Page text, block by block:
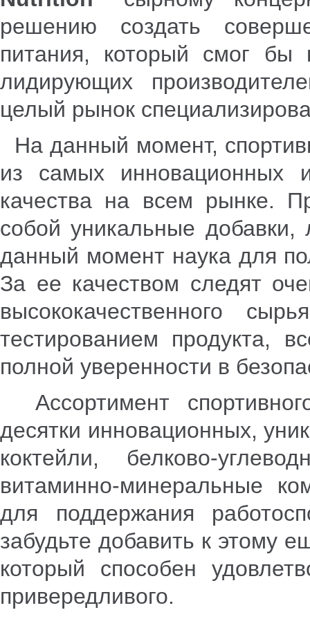
решению создать
питания, который смог бы
лидирующих
целый рынок
На данный момент,
из самых инновационных
качества на всем рынке.
собой уникальные
данный момент наука для
За ее качеством следят
высококачественного
тестированием продукта,
полной уверенности в
Ассортимент
десятки инновационных,
коктейли, белково-
витаминно-минеральные
для поддержания
забудьте добавить к этому
который способен
привередливого.